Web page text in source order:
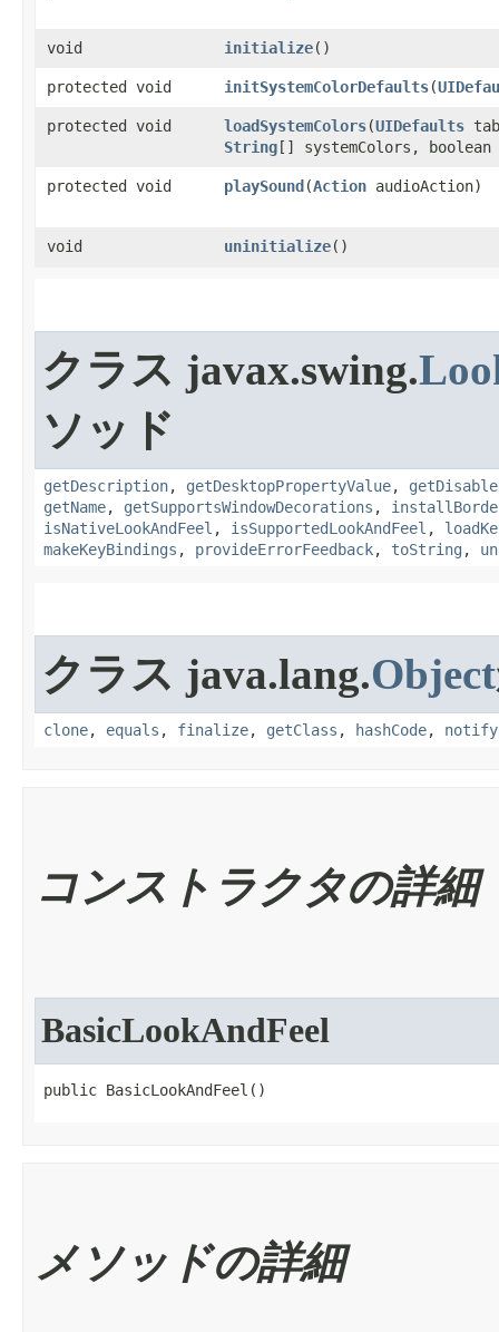
void initialize​()
protected void initSystemColorDefaults​(
protected void loadSystemColors​(UIDefaults
String [] systemColors, boolean
protected void playSound ​(Action audioAction)
void uninitialize​()
クラス javax.swing.
ソッド
getDescription, getDesktopPropertyValue,
getName, getSupportsWindowDecorations ,
isNativeLookAndFeel , isSupportedLookAndFeel ,
makeKeyBindings , provideErrorFeedback, toString ,
クラス java.lang.Object
clone, equals , finalize, getClass , hashCode, notify
コンストラクタの詳細
BasicLookAndFeel
public BasicLookAndFeel​()
メソッドの詳細